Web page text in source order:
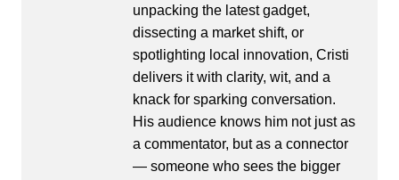
unpacking the latest gadget,
dissecting a market shift, or
spotlighting local innovation, Cristi
delivers it with clarity, wit, and a
knack for sparking conversation.
His audience knows him not just as
a commentator, but as a connector
— someone who sees the bigger